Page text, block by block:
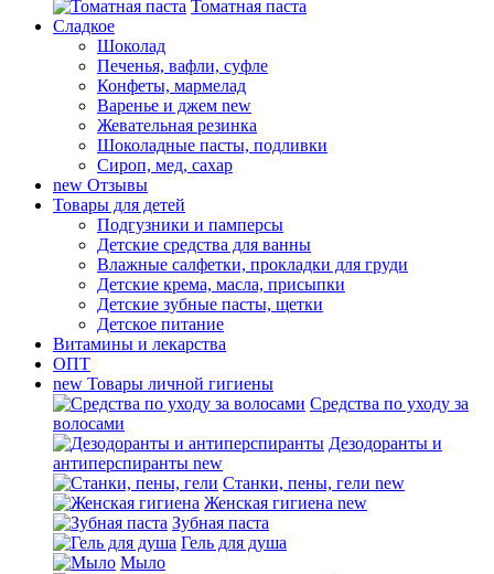
Томатная паста
Сладкое
Шоколад
Печенья, вафли, суфле
Конфеты, мармелад
Варенье и джем new
Жевательная резинка
Шоколадные пасты, подливки
Сироп, мед, сахар
new Отзывы
Товары для детей
Подгузники и памперсы
Детские средства для ванны
Влажные салфетки, прокладки для груди
Детские крема, масла, присыпки
Детские зубные пасты, щетки
Детское питание
Витамины и лекарства
ОПТ
new Товары личной гигиены
Средства по уходу за
волосами
Дезодоранты и
антиперспиранты new
Станки, пены, гели new
Женская гигиена new
Зубная паста
Гель для душа
Мыло